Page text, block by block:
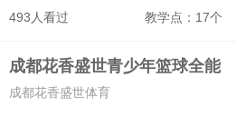
493人看过 教学点：17个
成都花香盛世青少年篮球全能
战队班
成都花香盛世体育